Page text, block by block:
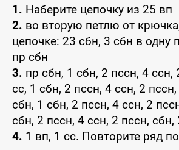
1. Наберите цепочку из 25 вп
2. во вторую петлю от
цепочке: 23 сбн, 3 сбн в одну
пр сбн
3. пр сбн, 1 сбн, 2 пссн, 4 ссн,
сс, 1 сбн, 2 пссн, 4 ссн, 2
сбн, 1 сбн, 2 пссн, 4 ссн, 2
сбн, 2 пссн, 4 ссн, 2 пссн, сбн,
4. 1 вп, 1 сс. Повторите ряд